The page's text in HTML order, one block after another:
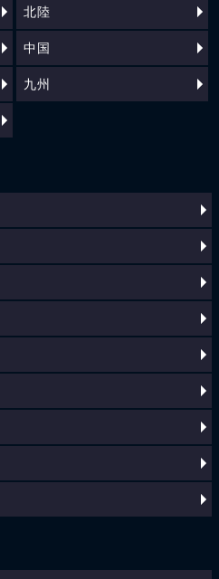
北陸
中国
九州